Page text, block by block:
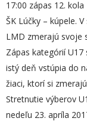
17:00 zápas 12.
ŠK Lúčky – kúpele.
LMD zmerajú svoje
Zápas kategórií U17
istý deň vstúpia do
žiaci, ktorí si
Stretnutie výberov
nedeľu 23. apríla